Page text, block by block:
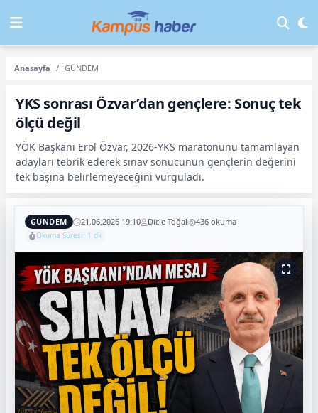
Anasayfa GÜNDEM
YKS sonrası Özvar’dan gençlere: Sonuç tek
ölçü değil
YÖK Başkanı Erol Özvar, 2026-YKS maratonunu tamamlayan
adayları tebrik ederek sınav sonucunun gençlerin değerini
tek başına belirlemeyeceğini vurguladı.
GÜNDEM 21.06.2026 19:10 Dicle Toğal 436 okuma
Okuma Süresi: 1 dk